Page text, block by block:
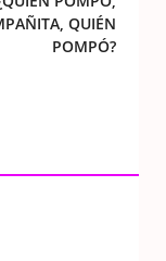
QUIÉN
POMPÓ?